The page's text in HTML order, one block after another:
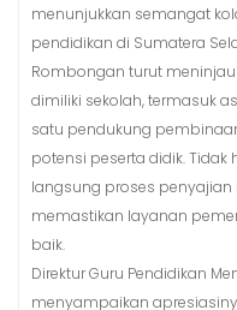
menunjukkan semangat
pendidikan di Sumatera
Rombongan turut
dimiliki sekolah, termasuk
satu pendukung
potensi peserta didik. Tidak
langsung proses
memastikan layanan
baik.
Direktur Guru Pendidikan
menyampaikan